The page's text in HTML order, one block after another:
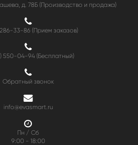
д. 78Б (Производство и продажа)
286-33-86 (Прием заказов)
550-04-94(Бесплатный)
Обратный звонок
info@evasmart.ru
Пн / Сб
9:00 - 18:00